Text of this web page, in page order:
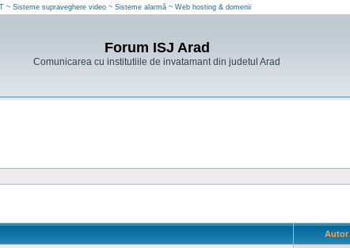
Sisteme supraveghere video ~ Sisteme alarmă ~ Web hosting & domenii
Forum ISJ Arad
Comunicarea cu institutiile de invatamant din judetul Arad
Autor